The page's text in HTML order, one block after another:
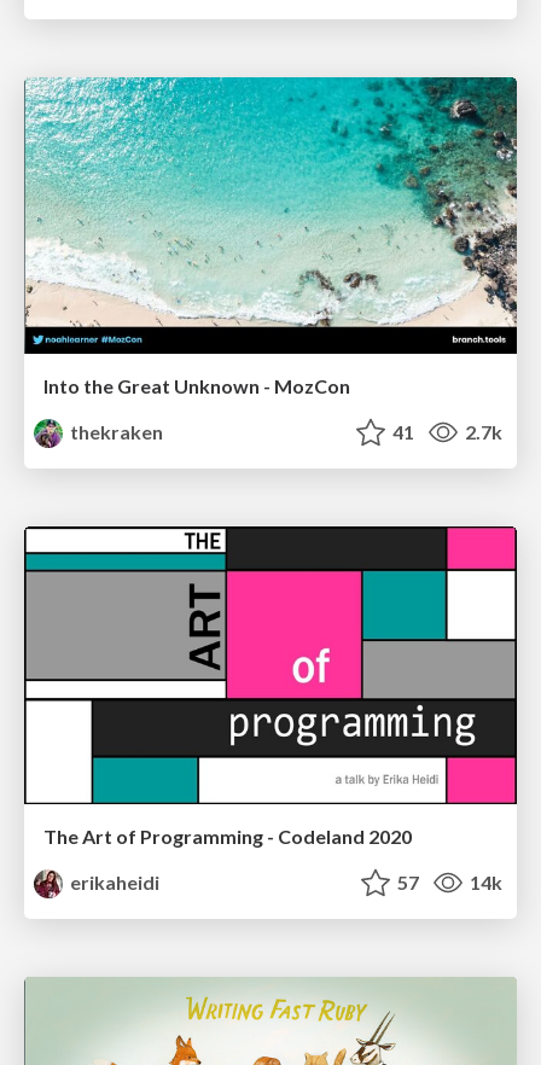
Into the Great Unknown - MozCon
thekraken
41 2.7k
The Art of Programming - Codeland 2020
erikaheidi
57 14k